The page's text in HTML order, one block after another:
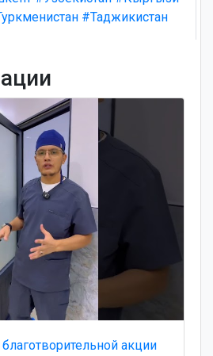
#Таджикистан
акции